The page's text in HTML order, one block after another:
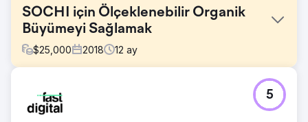
SOCHI için Ölçeklenebilir Organik
Büyümeyi Sağlamak
$25,000 2018 12 ay
Güney Kaliforniya Sağlık Enstitüsü (SOCHI), son derece
rekabetçi bir yükseköğretim pazarında organik
5